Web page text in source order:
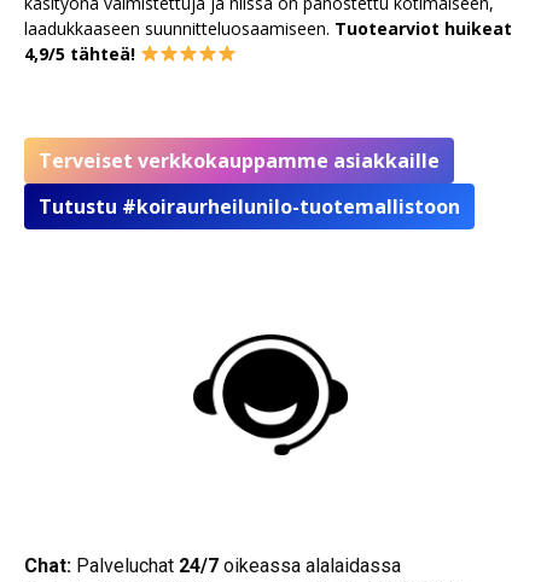
laadukkaaseen suunnitteluosaamiseen. Tuotearviot huikeat
4,9/5 tähteä!
Terveiset verkkokauppamme asiakkaille
Tutustu #koiraurheilunilo-tuotemallistoon
Chat: Palveluchat 24/7 oikeassa alalaidassa